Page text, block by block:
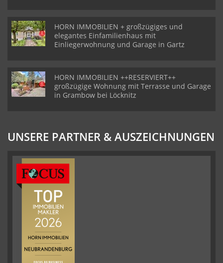
HORN IMMOBILIEN + großzügiges und
elegantes Einfamilienhaus mit
Einliegerwohnung und Garage in Gartz
HORN IMMOBILIEN ++RESERVIERT++
großzügige Wohnung mit Terrasse und Garage
in Grambow bei Löcknitz
UNSERE PARTNER & AUSZEICHNUNGEN